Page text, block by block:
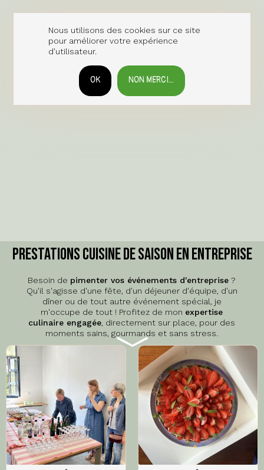
Prestations cuisine de saison en entreprise
Besoin de pimenter vos événements d'entreprise ?
Qu'il s'agisse d'une fête, d'un déjeuner d'équipe, d'un
dîner ou de tout autre événement spécial, je
m'occupe de tout ! Profitez de mon expertise
culinaire engagée , directement sur place, pour des
moments sains, gourmands et sans stress.
Nous utilisons des cookies sur ce site
pour améliorer votre expérience
d'utilisateur.
NON MERCI...
OK
RETIRER LE CONSENTEMENT